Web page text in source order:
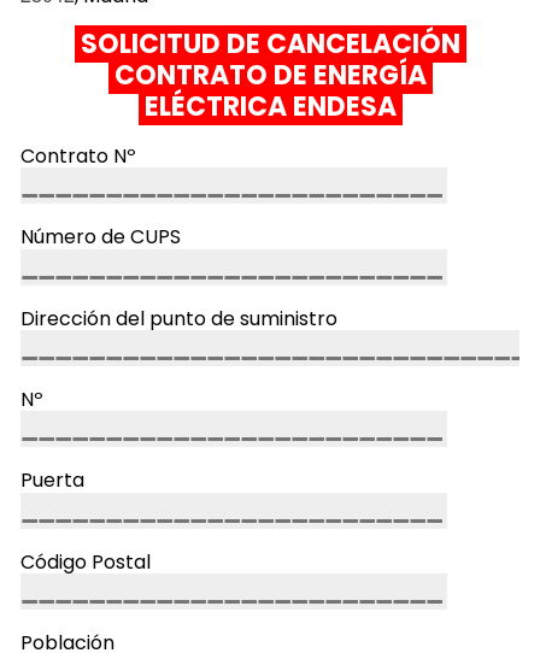
SOLICITUD DE CANCELACIÓN
CONTRATO DE ENERGÍA
ELÉCTRICA ENDESA
Contrato Nº
Número de CUPS
Dirección del punto de suministro
Nº
Puerta
Código Postal
Población